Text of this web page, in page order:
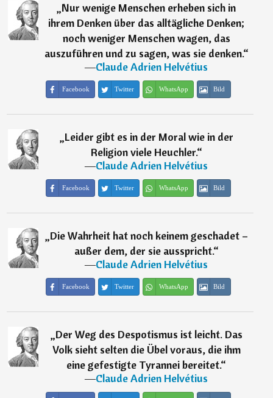
„Nur wenige Menschen erheben sich in
ihrem Denken über das alltägliche Denken;
noch weniger Menschen wagen, das
auszuführen und zu sagen, was sie denken.“
―Claude Adrien Helvétius
Facebook Twitter WhatsApp Bild
„Leider gibt es in der Moral wie in der
Religion viele Heuchler.“
―Claude Adrien Helvétius
Facebook Twitter WhatsApp Bild
„Die Wahrheit hat noch keinem geschadet –
außer dem, der sie ausspricht.“
―Claude Adrien Helvétius
Facebook Twitter WhatsApp Bild
„Der Weg des Despotismus ist leicht. Das
Volk sieht selten die Übel voraus, die ihm
eine gefestigte Tyrannei bereitet.“
―Claude Adrien Helvétius